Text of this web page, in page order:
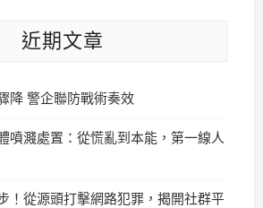
近期文章
降 警企聯防戰術奏效
噴濺處置：從慌亂到本能，第一線人
！從源頭打擊網路犯罪，揭開社群平